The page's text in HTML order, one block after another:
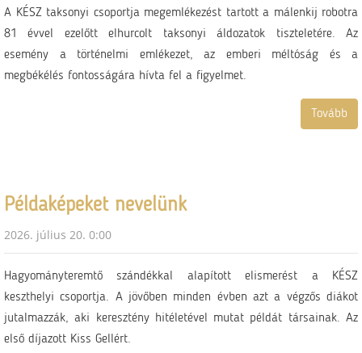
A KÉSZ taksonyi csoportja megemlékezést tartott a málenkij robotra
81 évvel ezelőtt elhurcolt taksonyi áldozatok tiszteletére. Az
esemény a történelmi emlékezet, az emberi méltóság és a
megbékélés fontosságára hívta fel a figyelmet.
Tovább
Példaképeket nevelünk
2026. július 20. 0:00
Hagyományteremtő szándékkal alapított elismerést a KÉSZ
keszthelyi csoportja. A jövőben minden évben azt a végzős diákot
jutalmazzák, aki keresztény hitéletével mutat példát társainak. Az
első díjazott Kiss Gellért.